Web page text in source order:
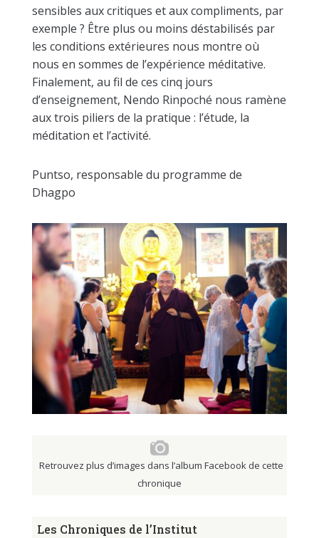
sensibles aux critiques et aux compliments, par
exemple ? Être plus ou moins déstabilisés par
les conditions extérieures nous montre où
nous en sommes de l’expérience méditative.
Finalement, au fil de ces cinq jours
d’enseignement, Nendo Rinpoché nous ramène
aux trois piliers de la pratique : l’étude, la
méditation et l’activité.
Puntso, responsable du programme de
Dhagpo
Retrouvez plus d’images dans l’album Facebook de cette
chronique
Les Chroniques de l’Institut